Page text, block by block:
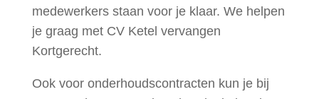
medewerkers staan voor je klaar. We helpen
je graag met CV Ketel vervangen
Kortgerecht.
Ook voor onderhoudscontracten kun je bij